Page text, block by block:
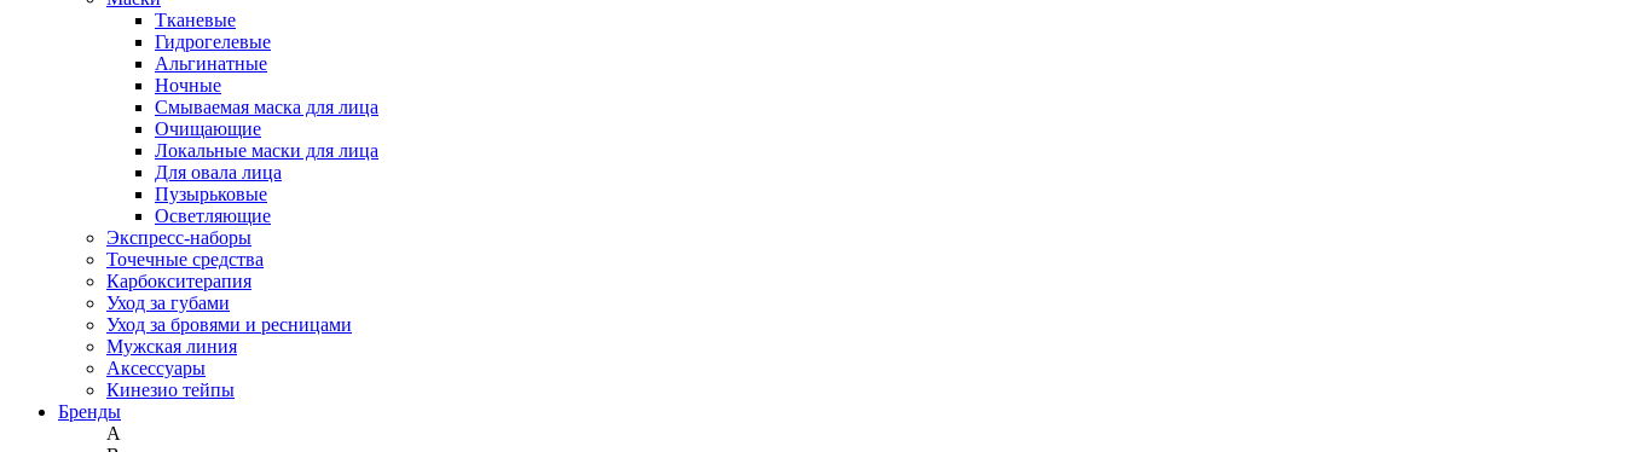
Тканевые
Гидрогелевые
Альгинатные
Ночные
Смываемая маска для лица
Очищающие
Локальные маски для лица
Для овала лица
Пузырьковые
Осветляющие
Экспресс-наборы
Точечные средства
Карбокситерапия
Уход за губами
Уход за бровями и ресницами
Мужская линия
Аксессуары
Кинезио тейпы
Бренды
A